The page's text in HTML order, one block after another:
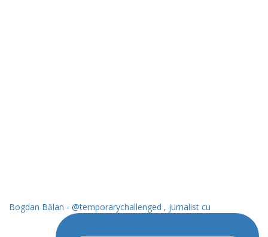
Bogdan Bălan - @temporarychallenged , jurnalist cu